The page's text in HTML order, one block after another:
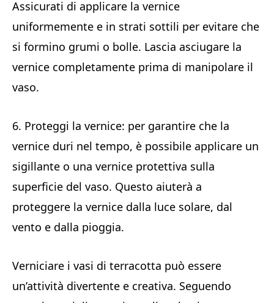
Assicurati di applicare la vernice
uniformemente e in strati sottili per evitare che
si formino grumi o bolle. Lascia asciugare la
vernice completamente prima di manipolare il
vaso.
6. Proteggi la vernice: per garantire che la
vernice duri nel tempo, è possibile applicare un
sigillante o una vernice protettiva sulla
superficie del vaso. Questo aiuterà a
proteggere la vernice dalla luce solare, dal
vento e dalla pioggia.
Verniciare i vasi di terracotta può essere
un’attività divertente e creativa. Seguendo